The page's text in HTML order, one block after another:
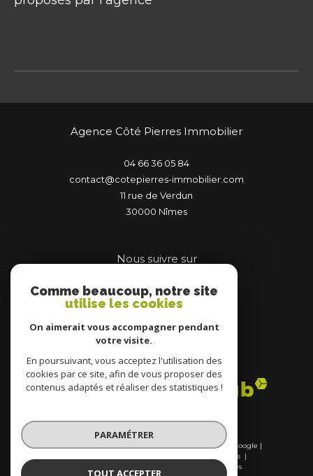
Agence Côté Pierres Immobilier
04 66 36 05 84
contact@cotepierres-immobilier.com
11 rue de Verdun
30000
nîmes
Nous suivre sur
Adhérents
© 2026 | Tous droits réservés | Traduction powered by Google |
Mentions légales
Cookies
Comme beaucoup, notre site
utilise les cookies
On aimerait vous accompagner pendant
votre visite.
En poursuivant, vous acceptez l'utilisation des
cookies par ce site, afin de vous proposer des
contenus adaptés et réaliser des statistiques !
PARAMÉTRER
TOUT ACCEPTER